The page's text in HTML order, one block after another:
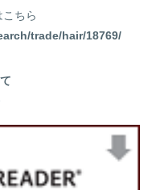
ちら
trade/hair/18769/